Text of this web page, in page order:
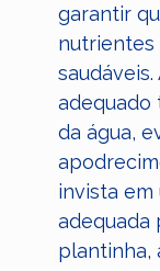
garantir
nutrientes
adequado
da água,
invista
adequada
plantinha,